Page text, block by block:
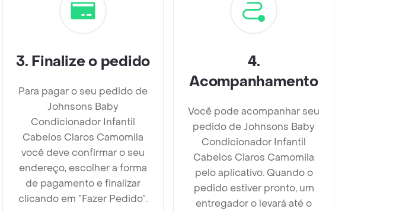
3. Finalize o pedido
Para pagar o seu pedido de
Johnsons Baby
Condicionador Infantil
Cabelos Claros Camomila
você deve confirmar o seu
endereço, escolher a forma
de pagamento e finalizar
clicando em ”Fazer Pedido”.
4.
Acompanhamento
Você pode acompanhar seu
pedido de Johnsons Baby
Condicionador Infantil
Cabelos Claros Camomila
pelo aplicativo. Quando o
pedido estiver pronto, um
entregador o levará até o